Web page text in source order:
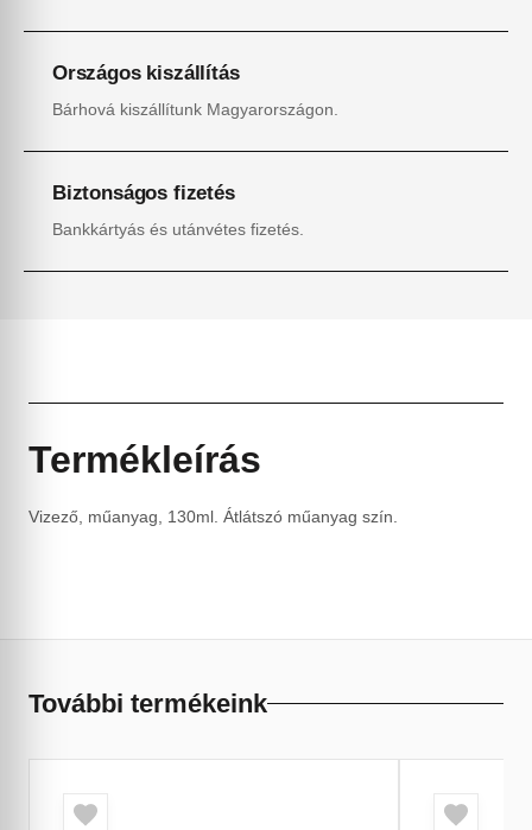
Országos kiszállítás
Bárhová kiszállítunk Magyarországon.
Biztonságos fizetés
Bankkártyás és utánvétes fizetés.
Termékleírás
Vizező, műanyag, 130ml. Átlátszó műanyag szín.
További termékeink